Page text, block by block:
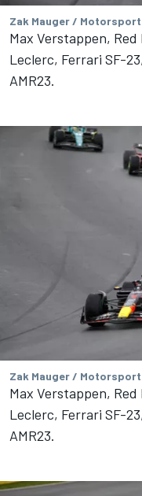
Zak Mauger /
Max Verstappen, Red
Leclerc, Ferrari SF-
AMR23.
Zak Mauger /
Max Verstappen, Red
Leclerc, Ferrari SF-
AMR23.